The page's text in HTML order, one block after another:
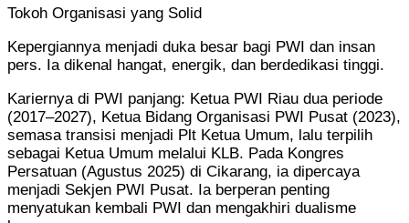
Tokoh Organisasi yang Solid
Kepergiannya menjadi duka besar bagi PWI dan insan
pers. Ia dikenal hangat, energik, dan berdedikasi tinggi.
Kariernya di PWI panjang: Ketua PWI Riau dua periode
(2017–2027), Ketua Bidang Organisasi PWI Pusat (2023),
semasa transisi menjadi Plt Ketua Umum, lalu terpilih
sebagai Ketua Umum melalui KLB. Pada Kongres
Persatuan (Agustus 2025) di Cikarang, ia dipercaya
menjadi Sekjen PWI Pusat. Ia berperan penting
menyatukan kembali PWI dan mengakhiri dualisme